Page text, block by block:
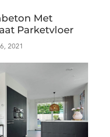
Met
Parketvloer
2021